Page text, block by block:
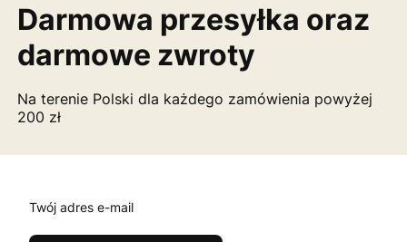
Darmowa przesyłka oraz
darmowe zwroty
Na terenie Polski dla każdego zamówienia powyżej
200 zł
Twój adres e-mail